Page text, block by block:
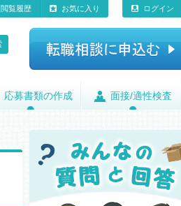
ログイン
閲覧履歴 お気に入り
応募書類の作成
応募書類の作成 面接/適性検査
面接/適性検査